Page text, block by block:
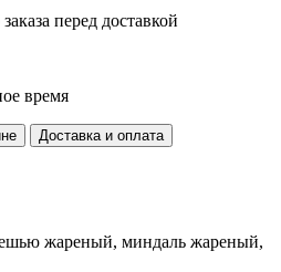
перед доставкой
время
Доставка и оплата
жареный, миндаль жареный,